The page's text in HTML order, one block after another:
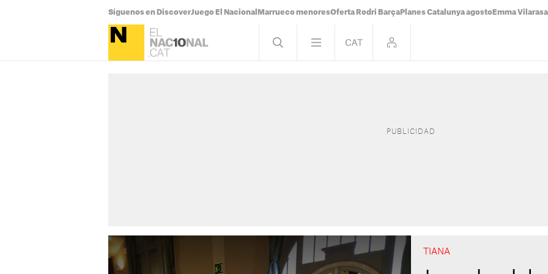
Síguenos en DiscoverJuego El Nacional Marrueco menoresOferta Rodri Barça Planes Catalunya agosto Emma
TIANA